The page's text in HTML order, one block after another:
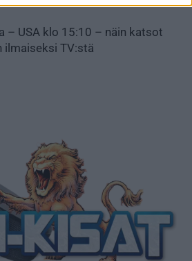
– USA klo 15:10 – näin katsot
ilmaiseksi TV:stä